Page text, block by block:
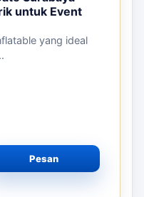
untuk Event
yang ideal
Pesan